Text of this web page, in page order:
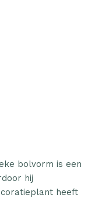
bolvorm is een
hij
heeft